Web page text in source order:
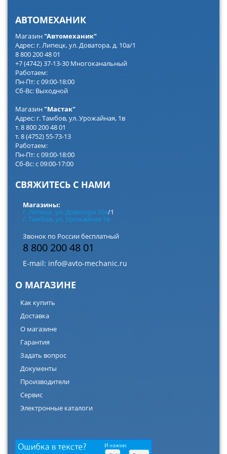
АВТОМЕХАНИК
Магазин"Автомеханик"
Адрес: г. Липецк, ул. Доватора, д. 10а/1
8 800 200 48 01
+7 (4742) 37-13-30 Многоканальный
Работаем:
Пн-Пт: с 09:00-18:00
Сб-Вс: Выходной
Магазин"Мастак"
Адрес: г. Тамбов, ул. Урожайная, 1в
т. 8 800 200 48 01
т. 8 (4752) 55-73-13
Работаем:
Пн-Пт: с 09:00-18:00
Сб-Вс: с 09:00-17:00
СВЯЖИТЕСЬ С НАМИ
Магазины:
г. Липецк, ул. Доватора 10а/1
г. Тамбов, ул. Урожайная 1в
Звонок по России бесплатный
8 800 200 48 01
E-mail: info@avto-mechanic.ru
О МАГАЗИНЕ
Как купить
Доставка
О магазине
Гарантия
Задать вопрос
Документы
Производители
Сервис
Электронные каталоги